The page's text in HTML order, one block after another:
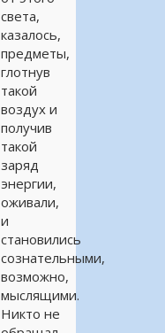
света,
казалось,
предметы,
глотнув
такой
воздух и
получив
такой
заряд
энергии,
оживали,
и
становились
сознательными,
возможно,
мыслящими.
Никто не